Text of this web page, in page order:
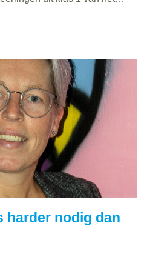
geïnvesteerd in het
harder nodig dan